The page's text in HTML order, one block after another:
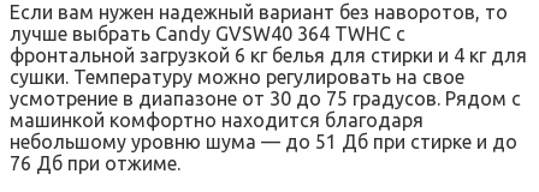
Если вам нужен надежный вариант без наворотов, то
лучше выбрать Candy GVSW40 364 TWHC с
фронтальной загрузкой 6 кг белья для стирки и 4 кг для
сушки. Температуру можно регулировать на свое
усмотрение в диапазоне от 30 до 75 градусов. Рядом с
машинкой комфортно находится благодаря
небольшому уровню шума — до 51 Дб при стирке и до
76 Дб при отжиме.